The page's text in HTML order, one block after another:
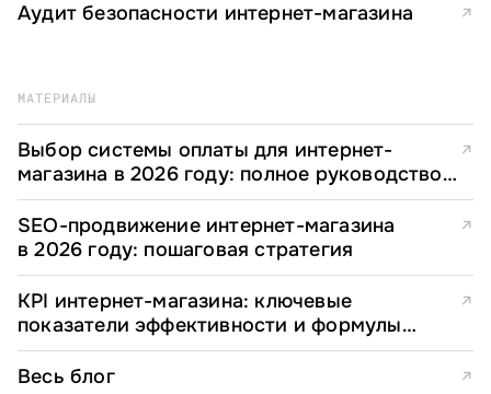
Аудит безопасности интернет-магазина ↗
МАТЕРИАЛЫ
Выбор системы оплаты для интернет-
магазина в 2026 году: полное руководство
для e-commerce директоров
↗
SEO-продвижение интернет-магазина
в 2026 году: пошаговая стратегия
↗
KPI интернет-магазина: ключевые
показатели эффективности и формулы
расчета
↗
Весь блог ↗